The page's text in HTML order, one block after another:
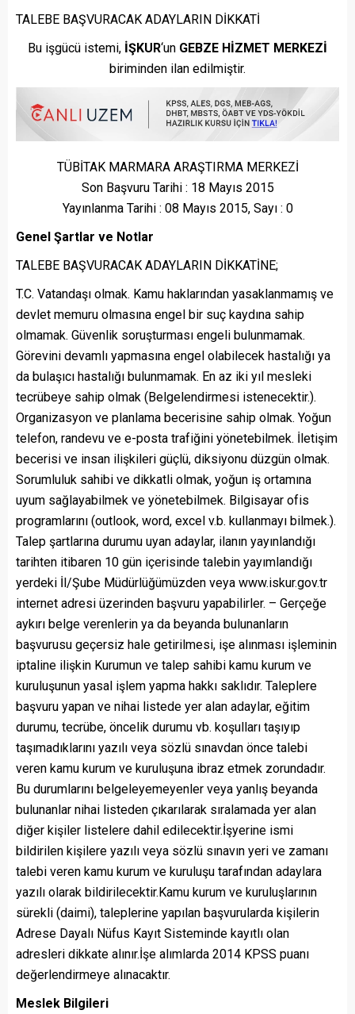
TALEBE BAŞVURACAK ADAYLARIN DİKKATİ
Bu işgücü istemi, İŞKUR‘un GEBZE HİZMET MERKEZİ
biriminden ilan edilmiştir.
TÜBİTAK MARMARA ARAŞTIRMA MERKEZİ
Son Başvuru Tarihi : 18 Mayıs 2015
Yayınlanma Tarihi : 08 Mayıs 2015, Sayı : 0
Genel Şartlar ve Notlar
TALEBE BAŞVURACAK ADAYLARIN DİKKATİNE;
T.C. Vatandaşı olmak. Kamu haklarından yasaklanmamış ve
devlet memuru olmasına engel bir suç kaydına sahip
olmamak. Güvenlik soruşturması engeli bulunmamak.
Görevini devamlı yapmasına engel olabilecek hastalığı ya
da bulaşıcı hastalığı bulunmamak. En az iki yıl mesleki
tecrübeye sahip olmak (Belgelendirmesi istenecektir.).
Organizasyon ve planlama becerisine sahip olmak. Yoğun
telefon, randevu ve e-posta trafiğini yönetebilmek. İletişim
becerisi ve insan ilişkileri güçlü, diksiyonu düzgün olmak.
Sorumluluk sahibi ve dikkatli olmak, yoğun iş ortamına
uyum sağlayabilmek ve yönetebilmek. Bilgisayar ofis
programlarını (outlook, word, excel v.b. kullanmayı bilmek.).
Talep şartlarına durumu uyan adaylar, ilanın yayınlandığı
tarihten itibaren 10 gün içerisinde talebin yayımlandığı
yerdeki İl/Şube Müdürlüğümüzden veya www.iskur.gov.tr
internet adresi üzerinden başvuru yapabilirler. – Gerçeğe
aykırı belge verenlerin ya da beyanda bulunanların
başvurusu geçersiz hale getirilmesi, işe alınması işleminin
iptaline ilişkin Kurumun ve talep sahibi kamu kurum ve
kuruluşunun yasal işlem yapma hakkı saklıdır. Taleplere
başvuru yapan ve nihai listede yer alan adaylar, eğitim
durumu, tecrübe, öncelik durumu vb. koşulları taşıyıp
taşımadıklarını yazılı veya sözlü sınavdan önce talebi
veren kamu kurum ve kuruluşuna ibraz etmek zorundadır.
Bu durumlarını belgeleyemeyenler veya yanlış beyanda
bulunanlar nihai listeden çıkarılarak sıralamada yer alan
diğer kişiler listelere dahil edilecektir.İşyerine ismi
bildirilen kişilere yazılı veya sözlü sınavın yeri ve zamanı
talebi veren kamu kurum ve kuruluşu tarafından adaylara
yazılı olarak bildirilecektir.Kamu kurum ve kuruluşlarının
sürekli (daimi), taleplerine yapılan başvurularda kişilerin
Adrese Dayalı Nüfus Kayıt Sisteminde kayıtlı olan
adresleri dikkate alınır.İşe alımlarda 2014 KPSS puanı
değerlendirmeye alınacaktır.
Meslek Bilgileri